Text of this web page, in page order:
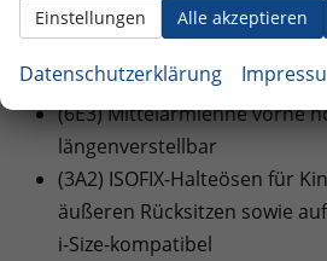
Dekoreinlagen vorn
(3PU) Vordersitze
Sitz auf der Fahrerseite
(6E3) Mittelarmlehne vorne
längenverstellbar
(3A2) ISOFIX-Halteösen für
äußeren Rücksitzen sowie
i-Size-kompatibel
Alle akzeptieren
Einstellungen
Datenschutzerklärung